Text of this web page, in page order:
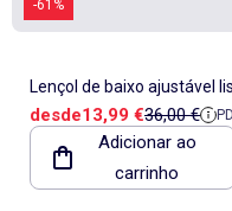
-61%
Lençol de baixo ajustável
100% algodão, para
até 30 cm de altura -
desdePreço de venda
13,99 €Preço de
36,00 €
Adicionar ao
carrinho